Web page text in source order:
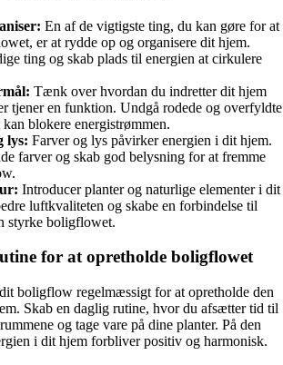
En af de vigtigste ting, du kan gøre for at
er at rydde op og organisere dit hjem.
ting og skab plads til energien at cirkulere
Tænk over hvordan du indretter dit hjem
tjener en funktion. Undgå rodede og overfyldte
kan blokere energistrømmen.
lys: Farver og lys påvirker energien i dit hjem.
farver og skab god belysning for at fremme
Introducer planter og naturlige elementer i dit
luftkvaliteten og skabe en forbindelse til
styrke boligflowet.
for at opretholde boligflowet
boligflow regelmæssigt for at opretholde den
Skab en daglig rutine, hvor du afsætter tid til
og tage vare på dine planter. På den
i dit hjem forbliver positiv og harmonisk.